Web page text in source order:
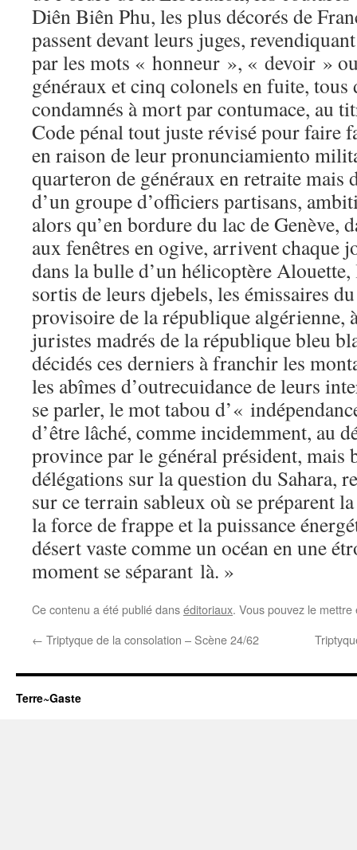
Diên Biên Phu, les plus décorés de
passent devant leurs juges,
par les mots « honneur », « devoir »
généraux et cinq colonels en fuite, tous
condamnés à mort par contumace, au
Code pénal tout juste révisé pour faire
en raison de leur pronunciamiento
quarteron de généraux en retraite mais
d’un groupe d’officiers partisans,
alors qu’en bordure du lac de Genève,
aux fenêtres en ogive, arrivent chaque
dans la bulle d’un hélicoptère
sortis de leurs djebels, les émissaires
provisoire de la république algérienne,
juristes madrés de la république bleu
décidés ces derniers à franchir les
les abîmes d’outrecuidance de leurs
se parler, le mot tabou d’«
d’être lâché, comme incidemment, au
province par le général président, mais
délégations sur la question du Sahara,
sur ce terrain sableux où se préparent
la force de frappe et la puissance
désert vaste comme un océan en une
moment se séparant là. »
Ce contenu a été publié danséditoriaux. Vous pouvez le
← Triptyque de la consolation – Scène 24/62
Terre~Gaste